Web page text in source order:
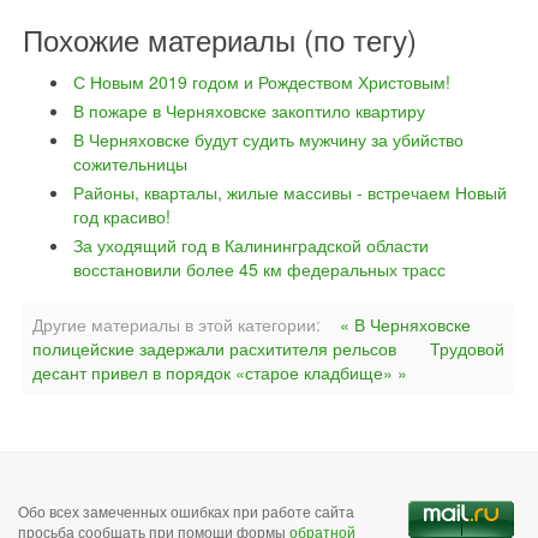
Похожие материалы (по тегу)
С Новым 2019 годом и Рождеством Христовым!
В пожаре в Черняховске закоптило квартиру
В Черняховске будут судить мужчину за убийство
сожительницы
Районы, кварталы, жилые массивы - встречаем Новый
год красиво!
За уходящий год в Калининградской области
восстановили более 45 км федеральных трасс
Другие материалы в этой категории:
« В Черняховске
полицейские задержали расхитителя рельсов
Трудовой
десант привел в порядок «старое кладбище» »
Обо всех замеченных ошибках при работе сайта
просьба сообщать при помощи формы обратной